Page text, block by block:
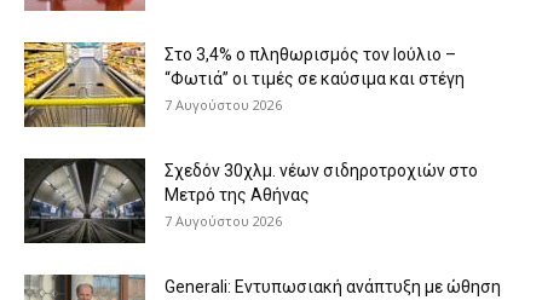
Στο 3,4% ο πληθωρισμός τον Ιούλιο –
“Φωτιά” οι τιμές σε καύσιμα και στέγη
7 Αυγούστου 2026
Σχεδόν 30χλμ. νέων σιδηροτροχιών στο
Μετρό της Αθήνας
7 Αυγούστου 2026
Generali: Eντυπωσιακή ανάπτυξη με ώθηση